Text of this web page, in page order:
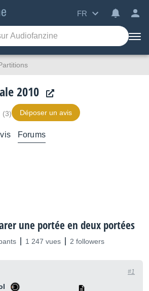
FR
2010
(3) Déposer un avis
Forums
une portée en deux portées
1 247 vues 2 followers
#1